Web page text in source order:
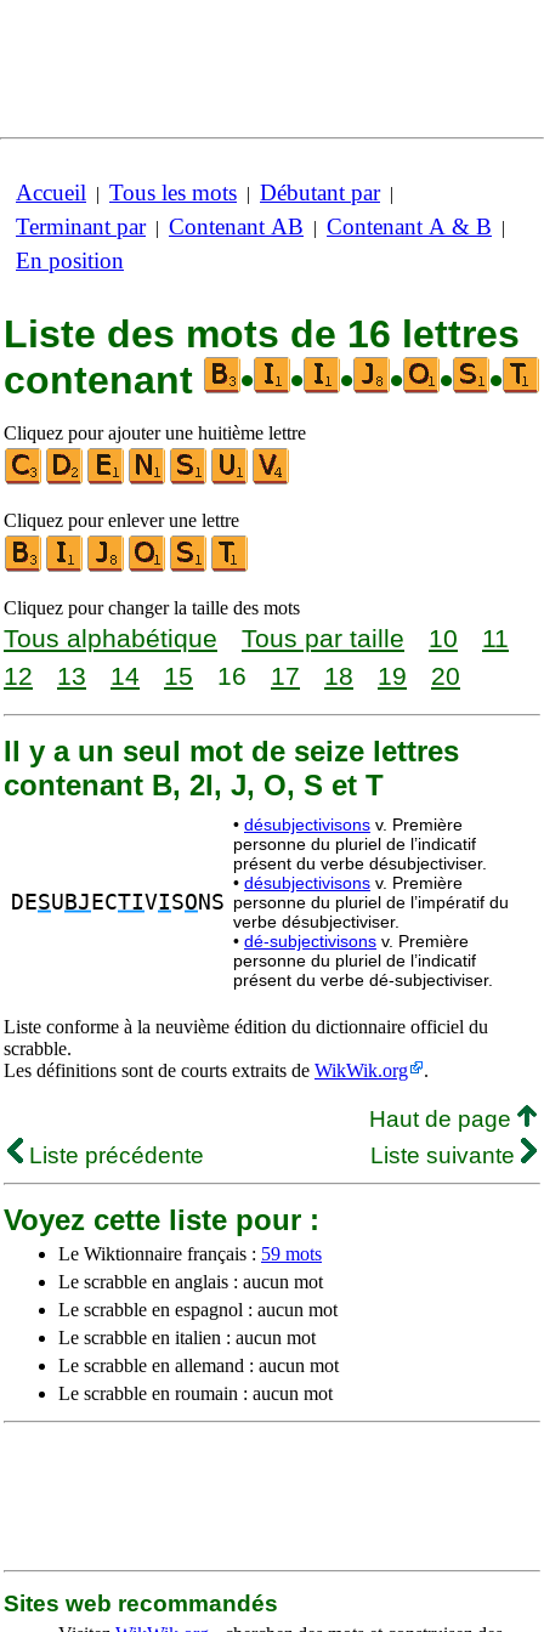
Accueil | Tous les mots | Débutant par|
Terminant par| Contenant AB | Contenant A & B |
En position
Liste des mots de 16 lettres
contenant
• • • • • •
Cliquez pour ajouter une huitième lettre
Cliquez pour enlever une lettre
Cliquez pour changer la taille des mots
Tous alphabétique Tous par taille 10
11
12
13 14 15 16 17 18 19 20
Il y a un seul mot de seize lettres
contenant B, 2I, J, O, S et T
DESU BJ ECTIVISO NS
• désubjectivisons v. Première
personne du pluriel de l’indicatif
présent du verbe désubjectiviser.
• désubjectivisons v. Première
personne du pluriel de l’impératif du
verbe désubjectiviser.
• dé-subjectivisons v. Première
personne du pluriel de l’indicatif
présent du verbe dé-subjectiviser.
Liste conforme à la neuvième édition du dictionnaire officiel du
scrabble.
Les définitions sont de courts extraits de WikWik.org .
Haut de page
Liste précédente
Liste suivante
Voyez cette liste pour :
Le Wiktionnaire français : 59 mots
Le scrabble en anglais : aucun mot
Le scrabble en espagnol : aucun mot
Le scrabble en italien : aucun mot
Le scrabble en allemand : aucun mot
Le scrabble en roumain : aucun mot
Sites web recommandés